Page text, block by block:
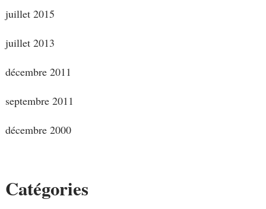
juillet 2015
juillet 2013
décembre 2011
septembre 2011
décembre 2000
Catégories